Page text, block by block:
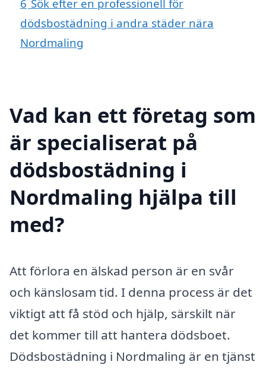
6 Sök efter en professionell för
dödsbostädning i andra städer nära
Nordmaling
Vad kan ett företag som
är specialiserat på
dödsbostädning i
Nordmaling hjälpa till
med?
Att förlora en älskad person är en svår
och känslosam tid. I denna process är det
viktigt att få stöd och hjälp, särskilt när
det kommer till att hantera dödsboet.
Dödsbostädning i Nordmaling är en tjänst